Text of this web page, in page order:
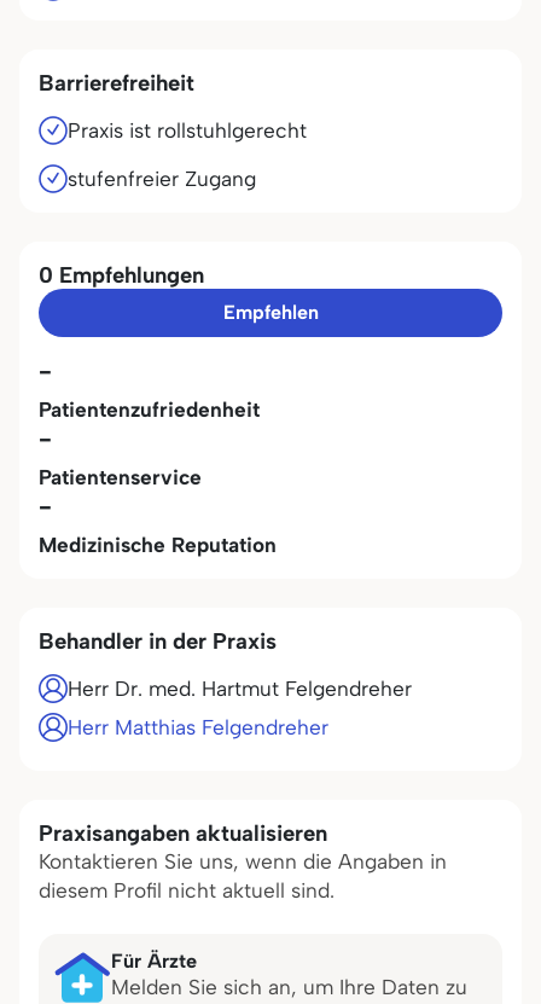
Barrierefreiheit
Praxis ist rollstuhlgerecht
stufenfreier Zugang
0 Empfehlungen
Empfehlen
-
Patientenzufriedenheit
-
Patientenservice
-
Medizinische Reputation
Behandler in der Praxis
Herr Dr. med. Hartmut Felgendreher
Herr Matthias Felgendreher
Praxisangaben aktualisieren
Kontaktieren Sie uns, wenn die Angaben in
diesem Profil nicht aktuell sind.
Für Ärzte
Melden Sie sich an, um Ihre Daten zu